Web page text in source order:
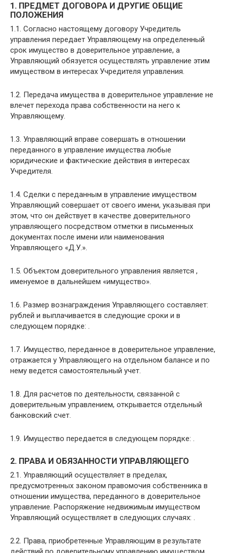
1. ПРЕДМЕТ ДОГОВОРА И ДРУГИЕ ОБЩИЕ
ПОЛОЖЕНИЯ
1.1. Согласно настоящему договору Учредитель
управления передает Управляющему на определенный
срок имущество в доверительное управление, а
Управляющий обязуется осуществлять управление этим
имуществом в интересах Учредителя управления.
1.2. Передача имущества в доверительное управление не
влечет перехода права собственности на него к
Управляющему.
1.3. Управляющий вправе совершать в отношении
переданного в управление имущества любые
юридические и фактические действия в интересах
Учредителя.
1.4. Сделки с переданным в управление имуществом
Управляющий совершает от своего имени, указывая при
этом, что он действует в качестве доверительного
управляющего посредством отметки в письменных
документах после имени или наименования
Управляющего «Д.У.».
1.5. Объектом доверительного управления является ,
именуемое в дальнейшем «имущество».
1.6. Размер вознаграждения Управляющего составляет:
рублей и выплачивается в следующие сроки и в
следующем порядке: .
1.7. Имущество, переданное в доверительное управление,
отражается у Управляющего на отдельном балансе и по
нему ведется самостоятельный учет.
1.8. Для расчетов по деятельности, связанной с
доверительным управлением, открывается отдельный
банковский счет.
1.9. Имущество передается в следующем порядке: .
2. ПРАВА И ОБЯЗАННОСТИ УПРАВЛЯЮЩЕГО
2.1. Управляющий осуществляет в пределах,
предусмотренных законом правомочия собственника в
отношении имущества, переданного в доверительное
управление. Распоряжение недвижимым имуществом
Управляющий осуществляет в следующих случаях: .
2.2. Права, приобретенные Управляющим в результате